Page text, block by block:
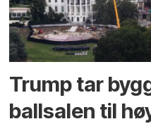
Trump tar
ballsalen til